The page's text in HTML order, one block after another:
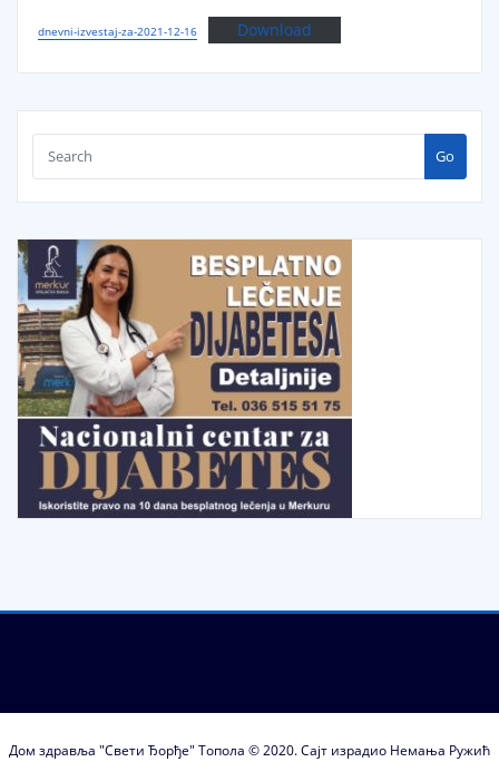
dnevni-izvestaj-za-2021-12-16 Download
Go
Дом здравља "Свети Ђорђе" Топола © 2020. Сајт израдио Немања Ружић